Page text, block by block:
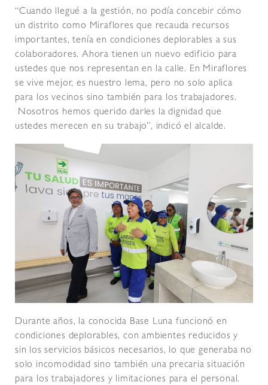
“Cuando llegué a la gestión, no podía concebir cómo
un distrito como Miraflores que recauda recursos
importantes, tenía en condiciones deplorables a sus
colaboradores. Ahora tienen un nuevo edificio para
ustedes que nos representan en la calle. En Miraflores
se vive mejor, es nuestro lema, pero no solo aplica
para los vecinos sino también para los trabajadores.
Nosotros hemos querido darles la dignidad que
ustedes merecen en su trabajo”, indicó el alcalde.
Durante años, la conocida Base Luna funcionó en
condiciones deplorables, con ambientes reducidos y
sin los servicios básicos necesarios, lo que generaba no
solo incomodidad sino también una precaria situación
para los trabajadores y limitaciones para el personal.